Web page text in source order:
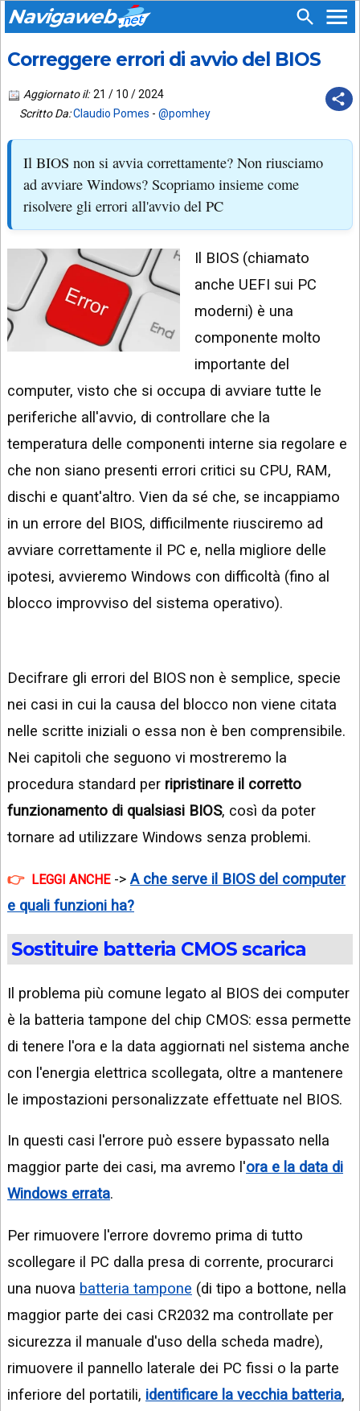
Navigaweb
HOME
CHI
SIAMO
CHIEDI
SUPPORTO
CONTATTA
PIÙ
LETTI
ULTIMI
POST
ARCHIVIO
ARGOMENTI:
IPHONE
ANDROID
AI
APPS
TECNOLOGIA
STRUMENTI
WEB
SEGUICI
APP
EMAIL
TIKTOK
FACEBOOK
YOUTUBE
GOOGLE
NEWS
LINKEDIN
Correggere errori di avvio del BIOS
Aggiornato il: 21 / 10 / 2024
Scritto Da:Claudio Pomes - @pomhey
Il BIOS non si avvia correttamente? Non riusciamo
ad avviare Windows? Scopriamo insieme come
risolvere gli errori all'avvio del PC
Il BIOS (chiamato
anche UEFI sui PC
moderni) è una
componente molto
importante del
computer, visto che si occupa di avviare tutte le
periferiche all'avvio, di controllare che la
temperatura delle componenti interne sia regolare e
che non siano presenti errori critici su CPU, RAM,
dischi e quant'altro. Vien da sé che, se incappiamo
in un errore del BIOS, difficilmente riusciremo ad
avviare correttamente il PC e, nella migliore delle
ipotesi, avvieremo Windows con difficoltà (fino al
blocco improvviso del sistema operativo).
Decifrare gli errori del BIOS non è semplice, specie
nei casi in cui la causa del blocco non viene citata
nelle scritte iniziali o essa non è ben comprensibile.
Nei capitoli che seguono vi mostreremo la
procedura standard per ripristinare il corretto
funzionamento di qualsiasi BIOS, così da poter
tornare ad utilizzare Windows senza problemi.
LEGGI ANCHE-> A che serve il BIOS del computer
e quali funzioni ha?
Sostituire batteria CMOS scarica
Il problema più comune legato al BIOS dei computer
è la batteria tampone del chip CMOS: essa permette
di tenere l'ora e la data aggiornati nel sistema anche
con l'energia elettrica scollegata, oltre a mantenere
le impostazioni personalizzate effettuate nel BIOS.
In questi casi l'errore può essere bypassato nella
maggior parte dei casi, ma avremo l'ora e la data di
Windows errata.
Per rimuovere l'errore dovremo prima di tutto
scollegare il PC dalla presa di corrente, procurarci
una nuova batteria tampone (di tipo a bottone, nella
maggior parte dei casi CR2032 ma controllate per
sicurezza il manuale d'uso della scheda madre),
rimuovere il pannello laterale dei PC fissi o la parte
inferiore del portatili, identificare la vecchia batteria,